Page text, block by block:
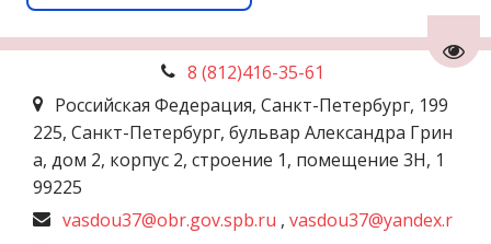
8 (812)416-35-61
Российская Федерация, Санкт-Петербург, 199
225, Санкт-Петербург, бульвар Александра Грин
а, дом 2, корпус 2, строение 1, помещение 3Н, 1
99225
vasdou37@obr.gov.spb.ru , vasdou37@yandex.r